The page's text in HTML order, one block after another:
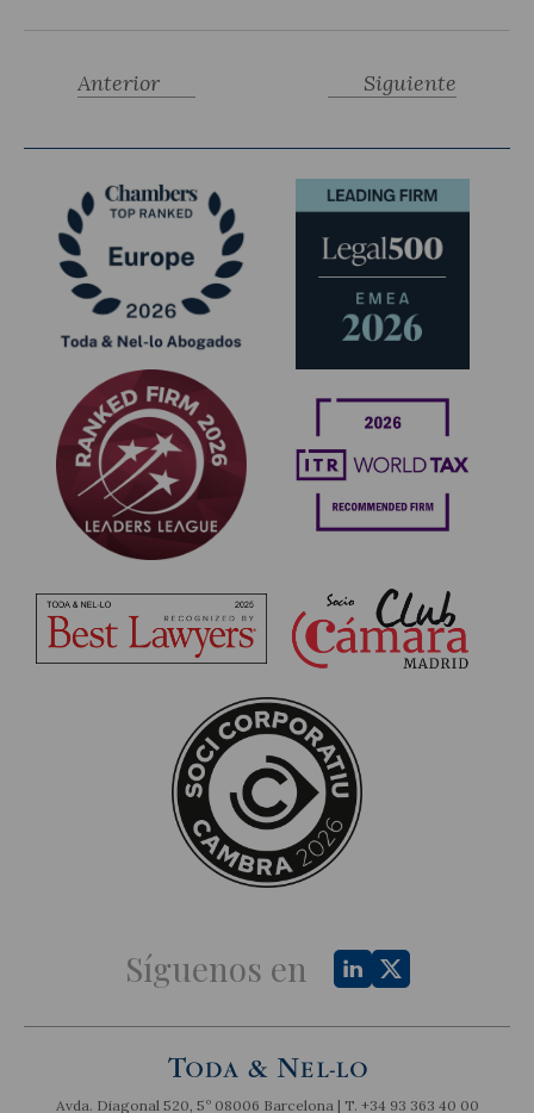
Siguiente
Anterior
Síguenos en
Avda. Diagonal 520, 5º 08006 Barcelona | T. +34 93 363 40 00